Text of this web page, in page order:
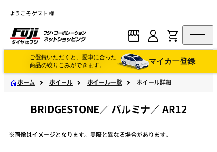
ようこそ ゲスト 様
ご登録いただくと、愛車に合った
商品の絞りこみができます。
マイカー登録
ホーム ホイール ホイール一覧 ホイール詳細
BRIDGESTONE／ バルミナ／AR12
※画像はイメージとなります。実際と異なる場合があります。